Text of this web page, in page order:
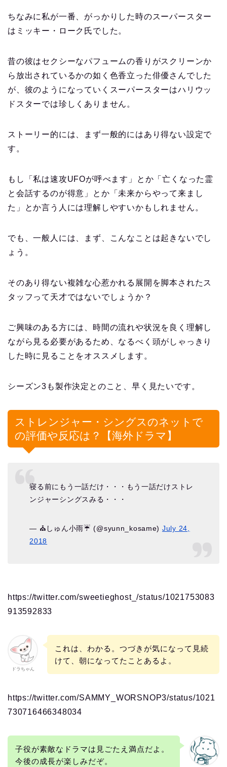
ちなみに私が一番、がっかりした時のスーパースター
はミッキー・ローク氏でした。
昔の彼はセクシーなパフュームの香りがスクリーンか
ら放出されているかの如く色香立った俳優さんでした
が、彼のようになっていくスーパースターはハリウッ
ドスターでは珍しくありません。
ストーリー的には、まず一般的にはあり得ない設定で
す。
もし「私は速攻UFOが呼べます」とか「亡くなった霊
と会話するのが得意」とか「未来からやって来まし
た」とか言う人には理解しやすいかもしれません。
でも、一般人には、まず、こんなことは起きないでし
ょう。
そのあり得ない複雑な心惹かれる展開を脚本されたス
タッフって天才ではないでしょうか？
ご興味のある方には、時間の流れや状況を良く理解し
ながら見る必要があるため、なるべく頭がしゃっきり
した時に見ることをオススメします。
シーズン3も製作決定とのこと、早く見たいです。
ストレンジャー・シングスのネットで
の評価や反応は？【海外ドラマ】
寝る前にもう一話だけ・・・もう一話だけストレ
ンジャーシングスみる・・・
— ⛪️しゅん小雨☔️ (@syunn_kosame) July 24,
2018
https://twitter.com/sweetieghost_/status/1021753083
913592833
ドラちゃん
これは、わかる。つづきが気になって見続
けて、朝になってたことあるよ。
https://twitter.com/SAMMY_WORSNOP3/status/1021
730716466348034
子役が素敵なドラマは見ごたえ満点だよ。
今後の成長が楽しみだぞ。